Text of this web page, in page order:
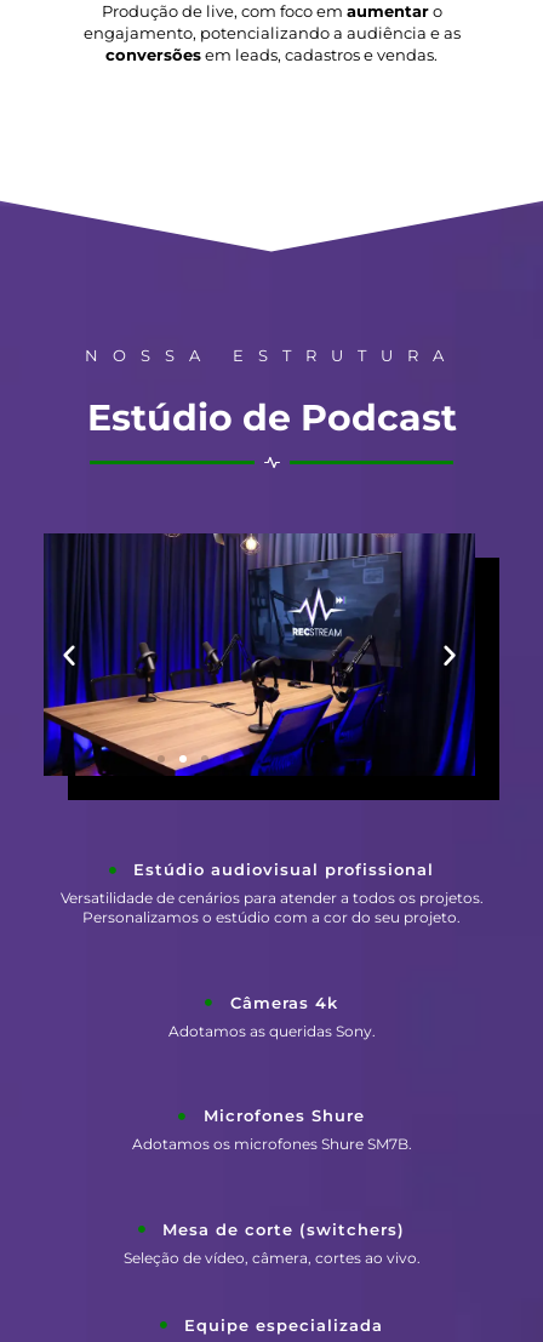
Produção de live, com foco em aumentaro
engajamento, potencializando a audiência e as
conversõesem leads, cadastros e vendas.
NOSSA ESTRUTURA
Estúdio de Podcast
Estúdio audiovisual profissional
Versatilidade de cenários para atender a todos os projetos.
Personalizamos o estúdio com a cor do seu projeto.
Câmeras 4k
Adotamos as queridas Sony.
Microfones Shure
Adotamos os microfones Shure SM7B.
Mesa de corte (switchers)
Seleção de vídeo, câmera, cortes ao vivo.
Equipe especializada